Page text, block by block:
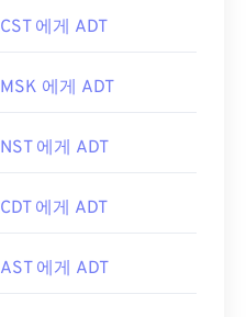
CST 에게 ADT
MSK 에게 ADT
NST 에게 ADT
CDT 에게 ADT
AST 에게 ADT